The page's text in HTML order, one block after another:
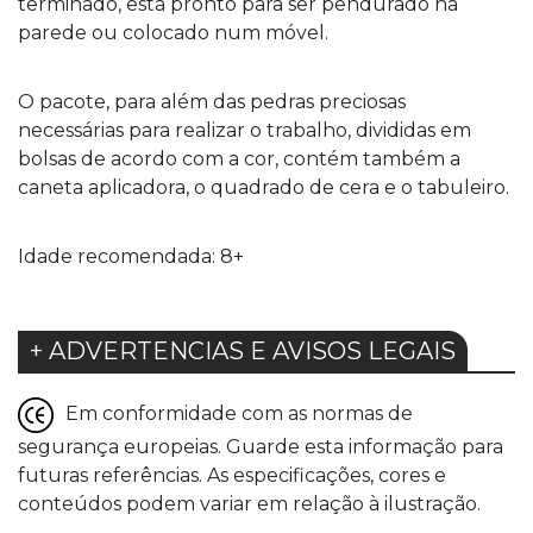
parede ou colocado num móvel.
O pacote, para além das pedras preciosas
necessárias para realizar o trabalho, divididas em
bolsas de acordo com a cor, contém também a
caneta aplicadora, o quadrado de cera e o tabuleiro.
Idade recomendada: 8+
+ ADVERTENCIAS E AVISOS LEGAIS
Em conformidade com as normas de
segurança europeias. Guarde esta informação para
futuras referências. As especificações, cores e
conteúdos podem variar em relação à ilustração.